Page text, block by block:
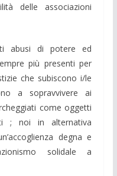
delle associazioni
abusi di potere ed
più presenti per
che subiscono i/le
a sopravvivere ai
come oggetti
; noi in alternativa
degna e
solidale a